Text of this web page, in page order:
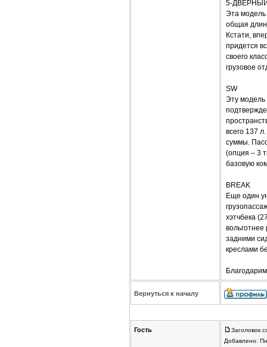
5-
Эта модель
общая
Кстати,
придется
своего
грузовое
SW
Эту модель
всего 137
суммы.
(опция – 3
базовую
BREAK
Еще один
хэтчбека
задними
креслами
Вернуться к началу
Гость
Заголовок
Добавлено: